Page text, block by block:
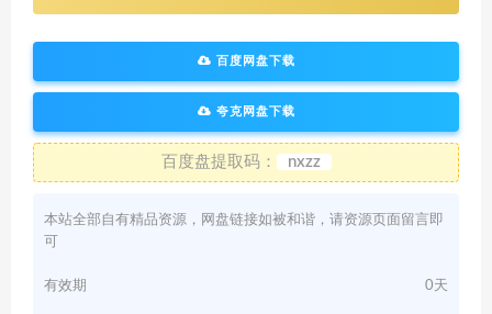
百度网盘下载
夸克网盘下载
百度盘提取码： nxzz
本站全部自有精品资源，网盘链接如被和谐，请资源页面留言即
可
有效期 0天